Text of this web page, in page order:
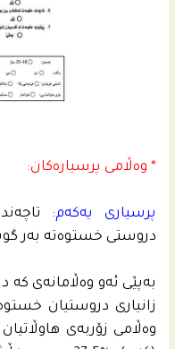
* وه‌ڵامى پرسیاره‌كان:
پرسیارى یه‌كه‌م:
دروستى خستوه‌ته‌ به‌ر
به‌پێى ئه‌و وه‌ڵامانه‌ى كه‌
وه‌ڵامى زۆربه‌ى